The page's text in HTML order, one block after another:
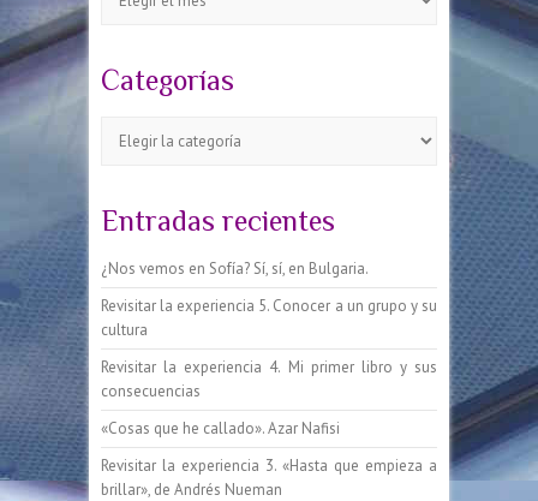
Categorías
Entradas recientes
¿Nos vemos en Sofía? Sí, sí, en Bulgaria.
Revisitar la experiencia 5. Conocer a un grupo y su
cultura
Revisitar la experiencia 4. Mi primer libro y sus
consecuencias
«Cosas que he callado». Azar Nafisi
Revisitar la experiencia 3. «Hasta que empieza a
brillar», de Andrés Nueman